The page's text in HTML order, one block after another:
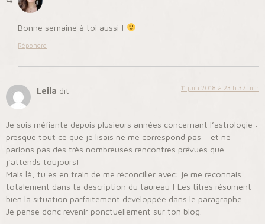
Bonne semaine à toi aussi !
Répondre
Leila dit : 11 juin 2018 à 23 h 37 min
Je suis méfiante depuis plusieurs années concernant l’astrologie :
presque tout ce que je lisais ne me correspond pas – et ne
parlons pas des très nombreuses rencontres prévues que
j’attends toujours!
Mais là, tu es en train de me réconcilier avec: je me reconnais
totalement dans ta description du taureau ! Les titres résument
bien la situation parfaitement développée dans le paragraphe.
Je pense donc revenir ponctuellement sur ton blog.